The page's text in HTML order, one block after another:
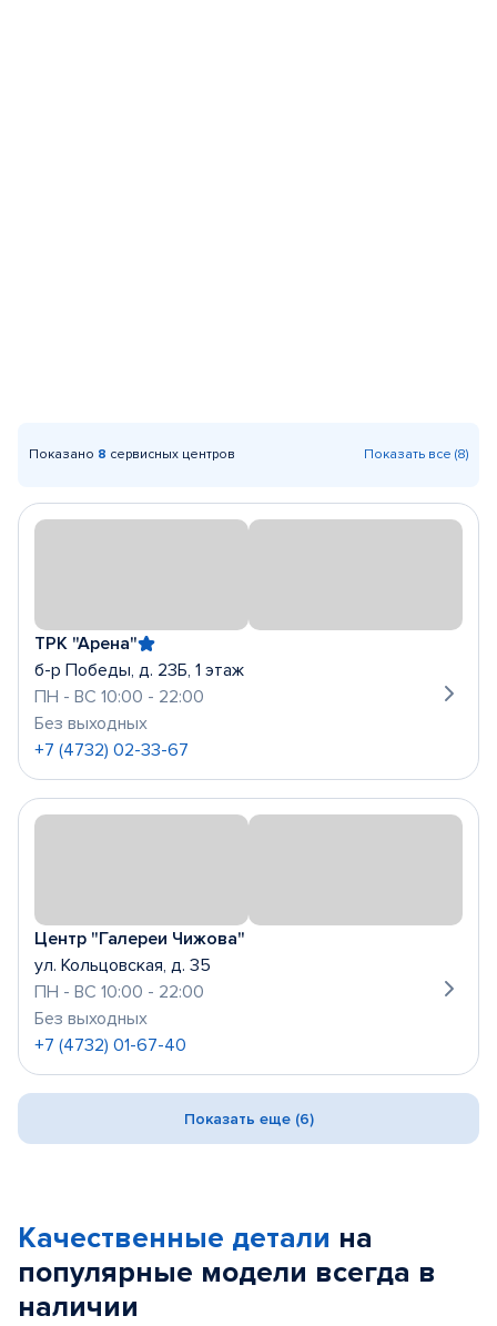
Показано 8 сервисных центров Показать все (8)
ТРК "Арена"
б-р Победы, д. 23Б, 1 этаж
ПН - ВС 10:00 - 22:00
Без выходных
+7 (4732) 02-33-67
Центр "Галереи Чижова"
ул. Кольцовская, д. 35
ПН - ВС 10:00 - 22:00
Без выходных
+7 (4732) 01-67-40
Показать еще (6)
Качественные детали на
популярные модели всегда в
наличии